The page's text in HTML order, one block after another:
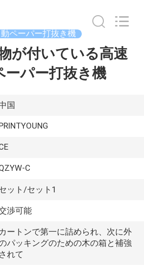
動ペーパー打抜き機
が付いている高速
ーパー打抜き機
国
C
ット/セット1
渉可能
カートンで第一に詰められ、次に外
パッキングのための木の箱と補強
されて